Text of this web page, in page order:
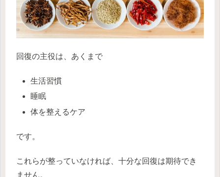
回復の主役は、あくまで
生活習慣
睡眠
体を整えるケア
です。
これらが整っていなければ、十分な回復は期待でき
ません。